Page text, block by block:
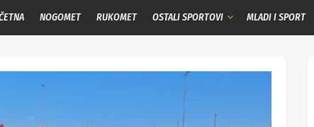
NOGOMET RUKOMET OSTALI SPORTOVI MLADI I SPORT